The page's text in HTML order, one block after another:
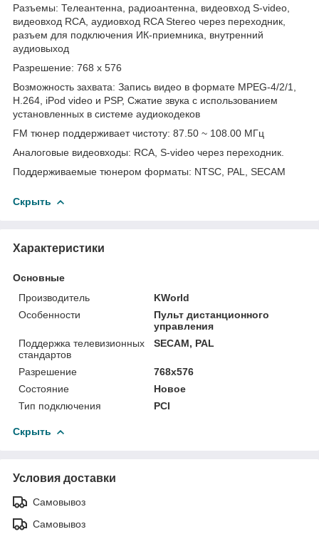
Разъемы: Телеантенна, радиоантенна, видеовход S-video,
видеовход RCA, аудиовход RCA Stereo через переходник,
разъем для подключения ИК-приемника, внутренний
аудиовыход
Разрешение: 768 х 576
Возможность захвата: Запись видео в формате MPEG-4/2/1,
H.264, iPod video и PSP, Сжатие звука с использованием
установленных в системе аудиокодеков
FM тюнер поддерживает чистоту: 87.50 ~ 108.00 МГц
Аналоговые видеовходы: RCA, S-video через переходник.
Поддерживаемые тюнером форматы: NTSC, PAL, SECAM
Скрыть
Характеристики
Основные
Производитель
KWorld
Особенности
Пульт дистанционного
управления
Поддержка телевизионных
стандартов
SECAM, PAL
Разрешение
768x576
Состояние
Новое
Тип подключения
PCI
Скрыть
Условия доставки
Самовывоз
Самовывоз